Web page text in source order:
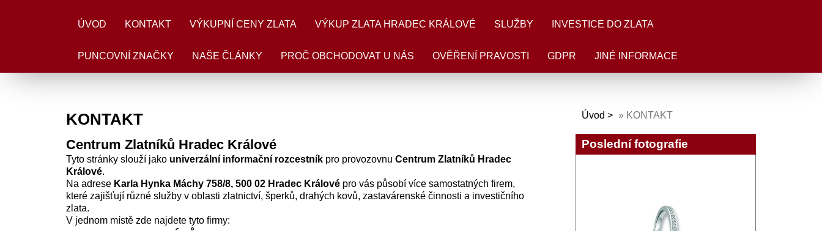
ÚVOD
KONTAKT VÝKUPNÍ CENY ZLATA VÝKUP ZLATA HRADEC KRÁLOVÉ SLUŽBY INVESTICE DO ZLATA
PUNCOVNÍ ZNAČKY NAŠE ČLÁNKY PROČ OBCHODOVAT U NÁS OVĚŘENÍ PRAVOSTI GDPR JINÉ INFORMACE
KONTAKT
Centrum Zlatníků Hradec Králové
Tyto stránky slouží jako univerzální informační rozcestníkpro provozovnu Centrum Zlatníků Hradec
Králové.
Na adrese Karla Hynka Máchy 758/8, 500 02 Hradec Královépro vás působí více samostatných firem,
které zajišťují různé služby v oblasti zlatnictví, šperků, drahých kovů, zastavárenské činnosti a investičního
zlata.
V jednom místě zde najdete tyto firmy:
Úvod » KONTAKT
Poslední fotografie